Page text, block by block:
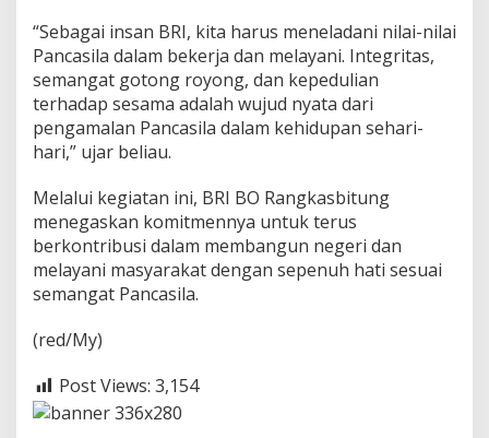
a
n
S
e
m
a
n
g
t
K
e
b
a
n
a
n
“Sebagai insan BRI, kita harus meneladani nilai-nilai
Pancasila dalam bekerja dan melayani. Integritas,
semangat gotong royong, dan kepedulian
terhadap sesama adalah wujud nyata dari
pengamalan Pancasila dalam kehidupan sehari-
hari,” ujar beliau.
Melalui kegiatan ini, BRI BO Rangkasbitung
menegaskan komitmennya untuk terus
berkontribusi dalam membangun negeri dan
melayani masyarakat dengan sepenuh hati sesuai
semangat Pancasila.
(red/My)
Post Views: 3,154